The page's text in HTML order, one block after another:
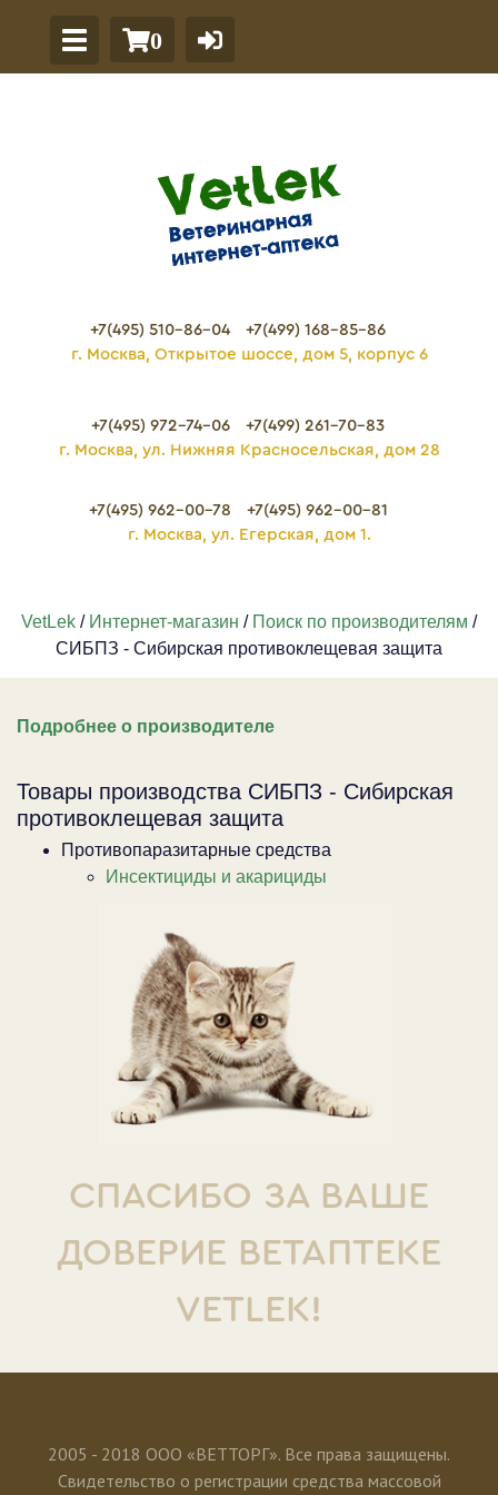
0
+7(495) 510-86-04
+7(499) 168-85-86
г. Москва, Открытое шоссе, дом 5, корпус 6
+7(495) 972-74-06
+7(499) 261-70-83
г. Москва, ул. Нижняя Красносельская, дом 28
+7(495) 962-00-78
+7(495) 962-00-81
г. Москва, ул. Егерская, дом 1.
VetLek / Интернет-магазин / Поиск по производителям /
СИБПЗ - Сибирская противоклещевая защита
Подробнее о производителе
Товары производства СИБПЗ - Сибирская
противоклещевая защита
Противопаразитарные средства
Инсектициды и акарициды
СПАСИБО ЗА ВАШЕ
ДОВЕРИЕ ВЕТАПТЕКЕ
VETLEK!
2005 - 2018 ООО «ВЕТТОРГ». Все права защищены.
Свидетельство о регистрации средства массовой